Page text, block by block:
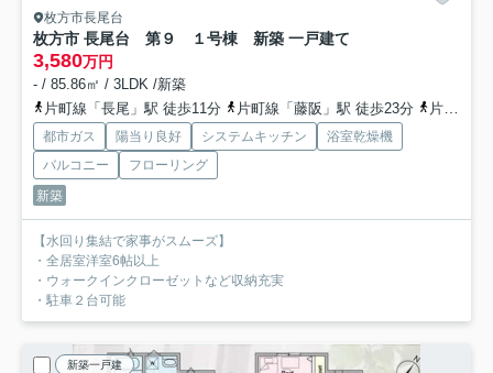
枚方市長尾台
枚方市 長尾台 第９ １号棟 新築 一戸建て
3,580万円
- / 85.86㎡ / 3LDK /新築
片町線「長尾」駅 徒歩11分
片町線「藤阪」駅 徒歩23分 片町線「松井山手」駅 徒歩32分
都市ガス 陽当り良好 システムキッチン
浴室乾燥機
バルコニー
フローリング
新築
【水回り集結で家事がスムーズ】
・全居室洋室6帖以上
・ウォークインクローゼットなど収納充実
・駐車２台可能
新築一戸建